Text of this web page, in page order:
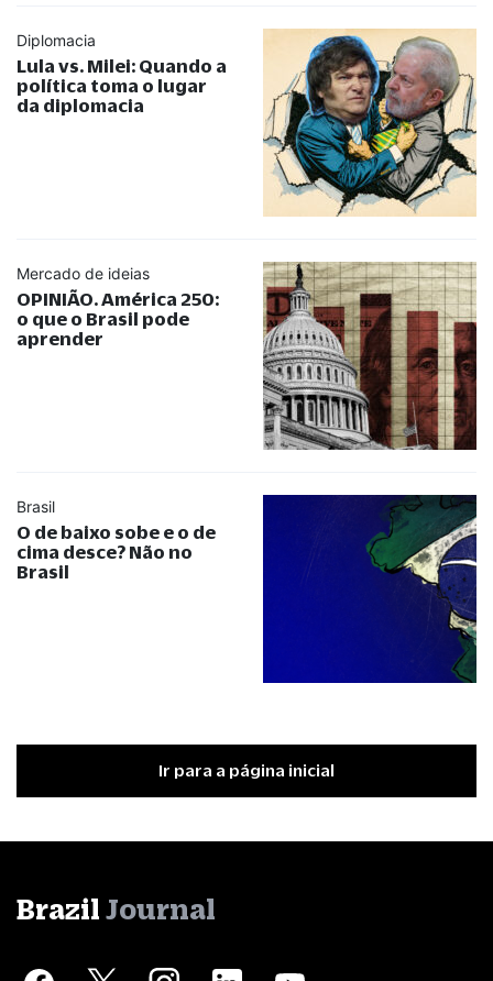
Diplomacia
Lula vs. Milei: Quando a
política toma o lugar
da diplomacia
Mercado de ideias
OPINIÃO. América 250:
o que o Brasil pode
aprender
Brasil
O de baixo sobe e o de
cima desce? Não no
Brasil
Ir para a página inicial
Brazil Journal